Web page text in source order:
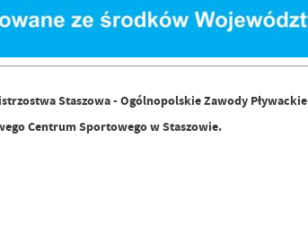
Staszowa - Ogólnopolskie Zawody Pływackie
Centrum Sportowego w Staszowie.